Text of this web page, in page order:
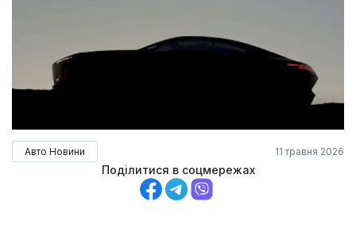
Авто Новини 11 травня 2026
Поділитися в соцмережах